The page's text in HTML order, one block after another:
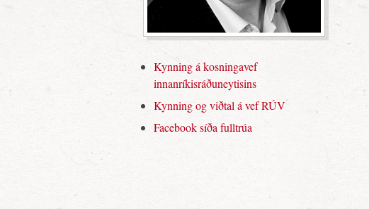
Kynning á kosningavef
innanríkisráðuneytisins
Kynning og viðtal á vef RÚV
Facebook síða fulltrúa